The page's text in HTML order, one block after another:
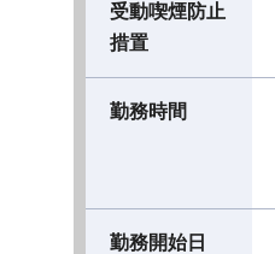
受動喫煙防止
措置
勤務時間
勤務開始日